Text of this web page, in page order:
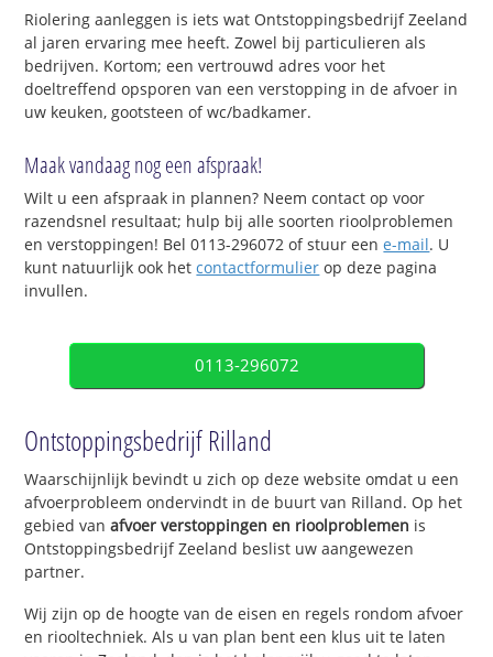
Riolering aanleggen is iets wat Ontstoppingsbedrijf Zeeland
al jaren ervaring mee heeft. Zowel bij particulieren als
bedrijven. Kortom; een vertrouwd adres voor het
doeltreffend opsporen van een verstopping in de afvoer in
uw keuken, gootsteen of wc/badkamer.
Maak vandaag nog een afspraak!
Wilt u een afspraak in plannen? Neem contact op voor
razendsnel resultaat; hulp bij alle soorten rioolproblemen
en verstoppingen! Bel 0113-296072 of stuur eene-mail. U
kunt natuurlijk ook hetcontactformulier op deze pagina
invullen.
0113-296072
Ontstoppingsbedrijf Rilland
Waarschijnlijk bevindt u zich op deze website omdat u een
afvoerprobleem ondervindt in de buurt van Rilland. Op het
gebied vanafvoer verstoppingen en rioolproblemen is
Ontstoppingsbedrijf Zeeland beslist uw aangewezen
partner.
Wij zijn op de hoogte van de eisen en regels rondom afvoer
en riooltechniek. Als u van plan bent een klus uit te laten